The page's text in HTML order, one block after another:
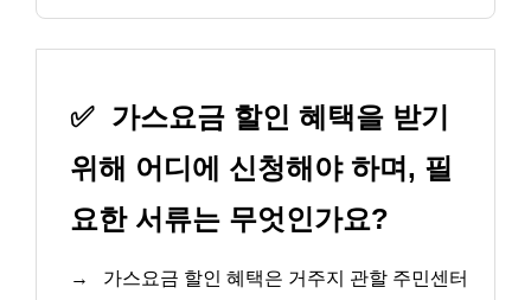
✅ 가스요금 할인 혜택을 받기
위해 어디에 신청해야 하며, 필
요한 서류는 무엇인가요?
→
가스요금 할인 혜택은 거주지 관할 주민센터